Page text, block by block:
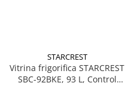
STARCREST
Vitrina frigorifica STARCREST
SBC-92BKE, 93 L, Control